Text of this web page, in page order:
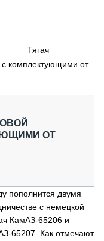
Тягач
комплектующими от
ОТ
пополнится двумя
с немецкой
КамАЗ-65206 и
65207. Как отмечают